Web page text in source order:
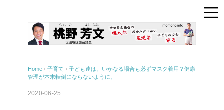
Home › 子育て › 子ども達は、いかなる場合も必ずマスク着用？健康
管理が本末転倒にならないように。
2020-06-25